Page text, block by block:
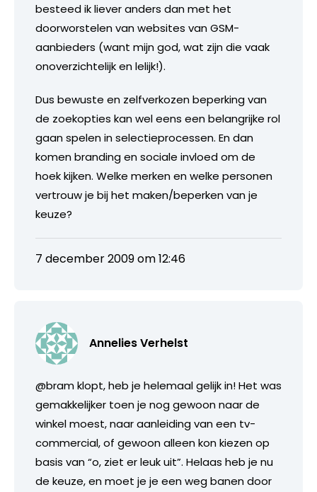
besteed ik liever anders dan met het
doorworstelen van websites van GSM-
aanbieders (want mijn god, wat zijn die vaak
onoverzichtelijk en lelijk!).
Dus bewuste en zelfverkozen beperking van
de zoekopties kan wel eens een belangrijke rol
gaan spelen in selectieprocessen. En dan
komen branding en sociale invloed om de
hoek kijken. Welke merken en welke personen
vertrouw je bij het maken/beperken van je
keuze?
7 december 2009 om 12:46
Annelies Verhelst
@bram klopt, heb je helemaal gelijk in! Het was
gemakkelijker toen je nog gewoon naar de
winkel moest, naar aanleiding van een tv-
commercial, of gewoon alleen kon kiezen op
basis van “o, ziet er leuk uit”. Helaas heb je nu
de keuze, en moet je je een weg banen door